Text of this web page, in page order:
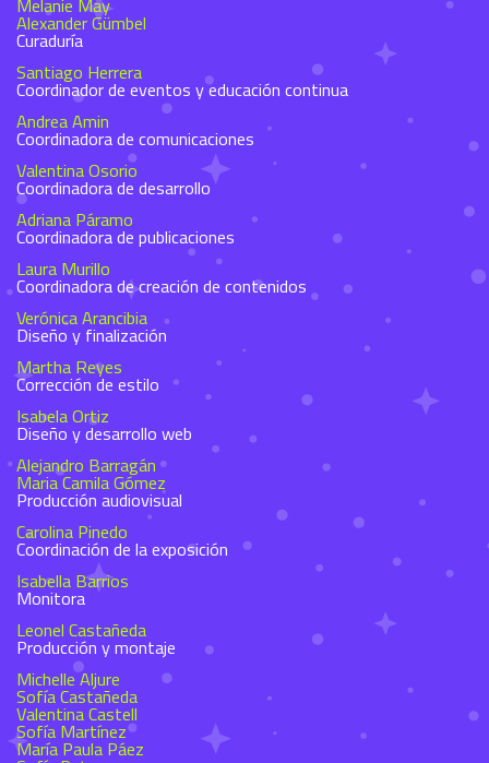
Alexander Gümbel
Curaduría
Santiago Herrera
Coordinador de eventos y educación continua
Andrea Amin
Coordinadora de comunicaciones
Valentina Osorio
Coordinadora de desarrollo
Adriana Páramo
Coordinadora de publicaciones
Laura Murillo
Coordinadora de creación de contenidos
Verónica Arancibia
Diseño y finalización
Martha Reyes
Corrección de estilo
Isabela Ortiz
Diseño y desarrollo web
Alejandro Barragán
Maria Camila Gómez
Producción audiovisual
Carolina Pinedo
Coordinación de la exposición
Isabella Barrios
Monitora
Leonel Castañeda
Producción y montaje
Michelle Aljure
Sofía Castañeda
Valentina Castell
Sofía Martínez
María Paula Páez